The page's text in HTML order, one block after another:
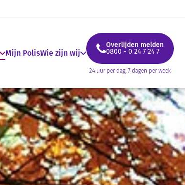
Mijn PolisWie zijn wij
Overlijden melden
0800 - 0 24 7 24 7
24 uur per dag, 7 dagen per week